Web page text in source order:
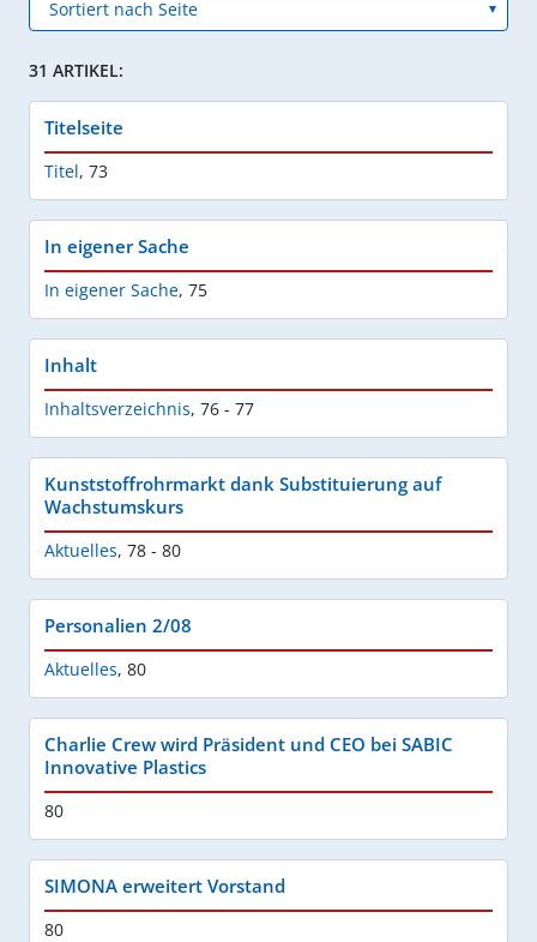
31 ARTIKEL:
Titelseite
Titel, 73
In eigener Sache
In eigener Sache, 75
Inhalt
Inhaltsverzeichnis, 76 - 77
Kunststoffrohrmarkt dank Substituierung auf
Wachstumskurs
Aktuelles, 78 - 80
Personalien 2/08
Aktuelles, 80
Charlie Crew wird Präsident und CEO bei SABIC
Innovative Plastics
80
SIMONA erweitert Vorstand
80